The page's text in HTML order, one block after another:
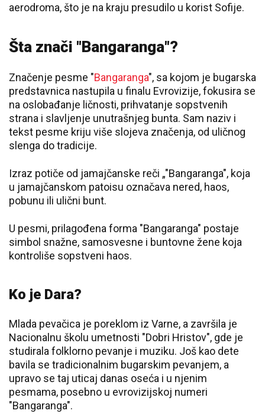
aerodroma, što je na kraju presudilo u korist Sofije.
Šta znači "Bangaranga"?
Značenje pesme "Bangaranga", sa kojom je bugarska
predstavnica nastupila u finalu Evrovizije, fokusira se
na oslobađanje ličnosti, prihvatanje sopstvenih
strana i slavljenje unutrašnjeg bunta. Sam naziv i
tekst pesme kriju više slojeva značenja, od uličnog
slenga do tradicije.
Izraz potiče od jamajčanske reči „"Bangaranga", koja
u jamajčanskom patoisu označava nered, haos,
pobunu ili ulični bunt.
U pesmi, prilagođena forma "Bangaranga" postaje
simbol snažne, samosvesne i buntovne žene koja
kontroliše sopstveni haos.
Ko je Dara?
Mlada pevačica je poreklom iz Varne, a završila je
Nacionalnu školu umetnosti "Dobri Hristov", gde je
studirala folklorno pevanje i muziku. Još kao dete
bavila se tradicionalnim bugarskim pevanjem, a
upravo se taj uticaj danas oseća i u njenim
pesmama, posebno u evrovizijskoj numeri
"Bangaranga".